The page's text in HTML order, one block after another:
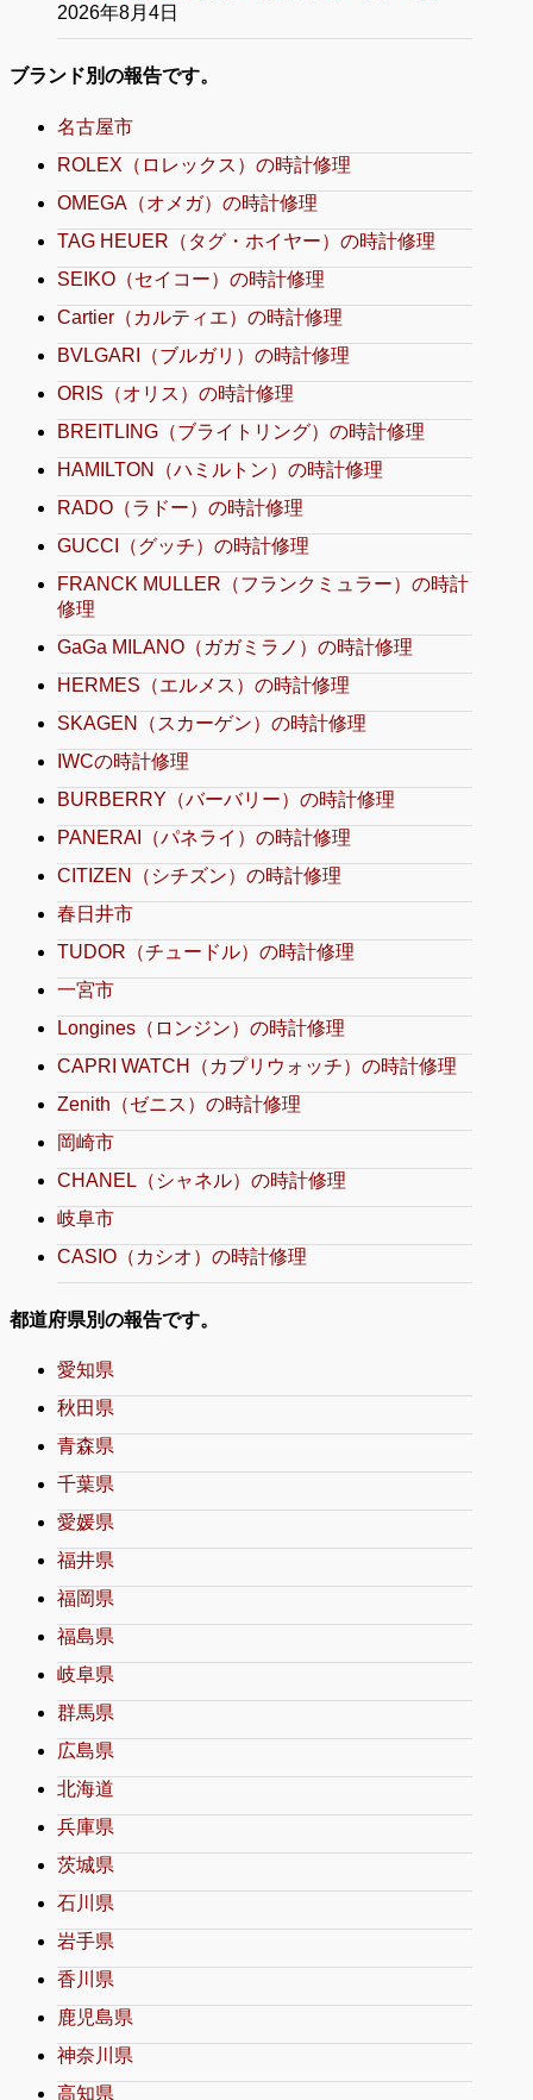
2026年8月4日
ブランド別の報告です。
名古屋市
ROLEX（ロレックス）の時計修理
OMEGA（オメガ）の時計修理
TAG HEUER（タグ・ホイヤー）の時計修理
SEIKO（セイコー）の時計修理
Cartier（カルティエ）の時計修理
BVLGARI（ブルガリ）の時計修理
ORIS（オリス）の時計修理
BREITLING（ブライトリング）の時計修理
HAMILTON（ハミルトン）の時計修理
RADO（ラドー）の時計修理
GUCCI（グッチ）の時計修理
FRANCK MULLER（フランクミュラー）の時計
修理
GaGa MILANO（ガガミラノ）の時計修理
HERMES（エルメス）の時計修理
SKAGEN（スカーゲン）の時計修理
IWCの時計修理
BURBERRY（バーバリー）の時計修理
PANERAI（パネライ）の時計修理
CITIZEN（シチズン）の時計修理
春日井市
TUDOR（チュードル）の時計修理
一宮市
Longines（ロンジン）の時計修理
CAPRI WATCH（カプリウォッチ）の時計修理
Zenith（ゼニス）の時計修理
岡崎市
CHANEL（シャネル）の時計修理
岐阜市
CASIO（カシオ）の時計修理
都道府県別の報告です。
愛知県
秋田県
青森県
千葉県
愛媛県
福井県
福岡県
福島県
岐阜県
群馬県
広島県
北海道
兵庫県
茨城県
石川県
岩手県
香川県
鹿児島県
神奈川県
高知県